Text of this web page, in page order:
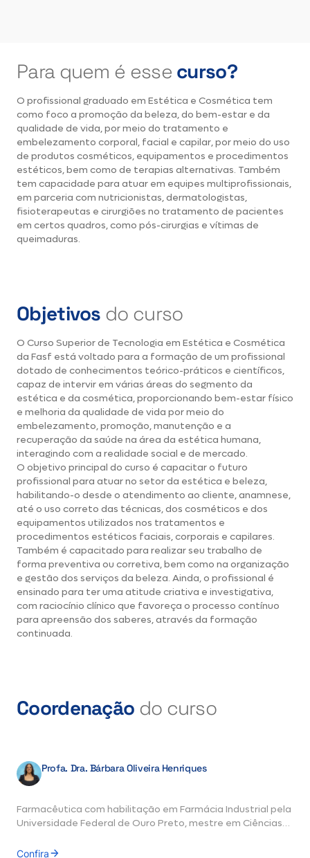
Para quem é esse curso?
O profissional graduado em Estética e Cosmética tem
como foco a promoção da beleza, do bem-estar e da
qualidade de vida, por meio do tratamento e
embelezamento corporal, facial e capilar, por meio do uso
de produtos cosméticos, equipamentos e procedimentos
estéticos, bem como de terapias alternativas. Também
tem capacidade para atuar em equipes multiprofissionais,
em parceria com nutricionistas, dermatologistas,
fisioterapeutas e cirurgiões no tratamento de pacientes
em certos quadros, como pós-cirurgias e vítimas de
queimaduras.
Objetivos do curso
O Curso Superior de Tecnologia em Estética e Cosmética
da Fasf está voltado para a formação de um profissional
dotado de conhecimentos teórico-práticos e científicos,
capaz de intervir em várias áreas do segmento da
estética e da cosmética, proporcionando bem-estar físico
e melhoria da qualidade de vida por meio do
embelezamento, promoção, manutenção e a
recuperação da saúde na área da estética humana,
interagindo com a realidade social e de mercado.
O objetivo principal do curso é capacitar o futuro
profissional para atuar no setor da estética e beleza,
habilitando-o desde o atendimento ao cliente, anamnese,
até o uso correto das técnicas, dos cosméticos e dos
equipamentos utilizados nos tratamentos e
procedimentos estéticos faciais, corporais e capilares.
Também é capacitado para realizar seu trabalho de
forma preventiva ou corretiva, bem como na organização
e gestão dos serviços da beleza. Ainda, o profissional é
ensinado para ter uma atitude criativa e investigativa,
com raciocínio clínico que favoreça o processo contínuo
para apreensão dos saberes, através da formação
continuada.
Coordenação do curso
Profa. Dra. Bárbara Oliveira Henriques
Farmacêutica com habilitação em Farmácia Industrial pela
Universidade Federal de Ouro Preto, mestre em Ciências
Produtos Naturais pela mesma universidade, doutora em
Confira